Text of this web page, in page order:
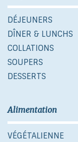
DÉJEUNERS
DÎNER & LUNCHS
COLLATIONS
SOUPERS
DESSERTS
Alimentation
VÉGÉTALIENNE